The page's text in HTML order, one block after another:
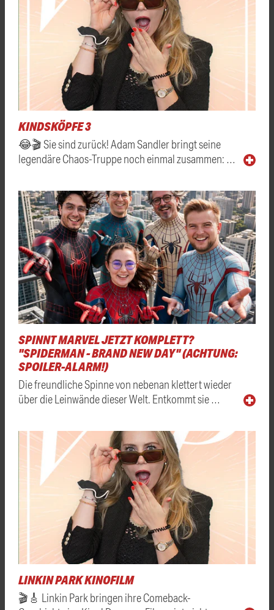
KINDSKÖPFE 3
😂🎬 Sie sind zurück! Adam Sandler bringt seine
legendäre Chaos-Truppe noch einmal zusammen: …
SPINNT MARVEL JETZT KOMPLETT?
"SPIDERMAN - BRAND NEW DAY" (ACHTUNG:
SPOILER-ALARM!)
Die freundliche Spinne von nebenan klettert wieder
über die Leinwände dieser Welt. Entkommt sie …
LINKIN PARK KINOFILM
🎬🎸 Linkin Park bringen ihre Comeback-